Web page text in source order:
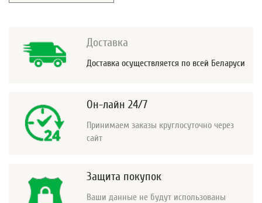
Доставка
Доставка осуществляется по всей Беларуси
Он-лайн 24/7
Принимаем заказы круглосуточно через
сайт
Защита покупок
Ваши данные не будут использованы